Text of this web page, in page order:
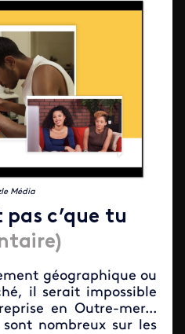
Média
pas c’que tu
géographique ou
il serait impossible
en Outre-mer...
nombreux sur les